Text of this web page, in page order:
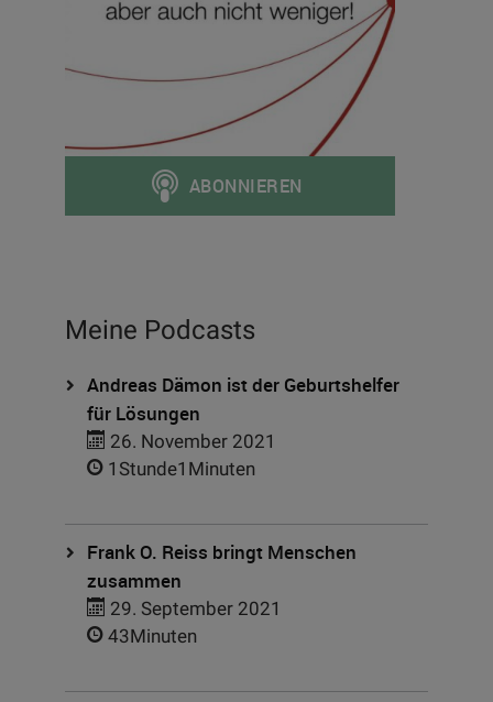
Meine Podcasts
Andreas Dämon ist der Geburtshelfer
für Lösungen
26. November 2021
1Stunde1Minuten
Frank O. Reiss bringt Menschen
zusammen
29. September 2021
43Minuten